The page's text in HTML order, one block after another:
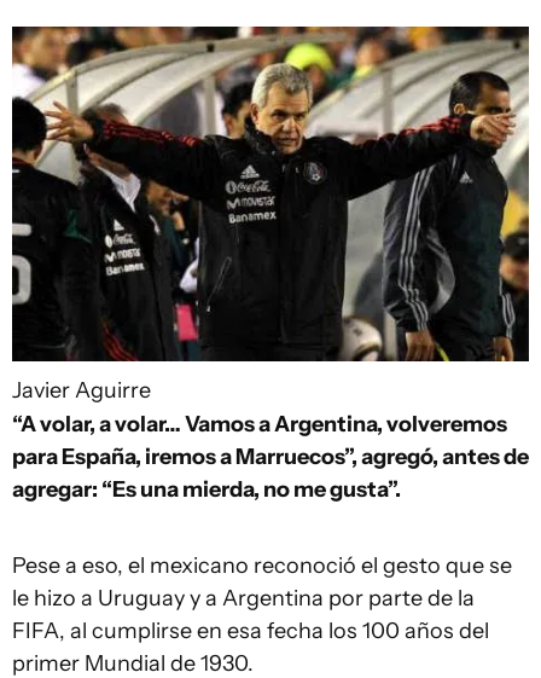
Javier Aguirre
“A volar, a volar… Vamos a Argentina, volveremos
para España, iremos a Marruecos”, agregó, antes de
agregar: “Es una mierda, no me gusta”.
Pese a eso, el mexicano reconoció el gesto que se
le hizo a Uruguay y a Argentina por parte de la
FIFA, al cumplirse en esa fecha los 100 años del
primer Mundial de 1930.